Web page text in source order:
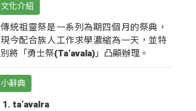
文化介紹
傳統祖靈祭是一系列為期四個月的祭典，
現今配合族人工作求學濃縮為一天，並特
別將「勇士祭(Ta‘avala)」凸顯辦理。
小辭典
ta‘avalra